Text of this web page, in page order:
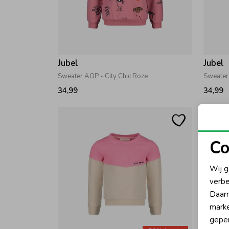
Jubel
Sweater AOP - City Chic Roze
34,99
Jubel
34,99
Wij